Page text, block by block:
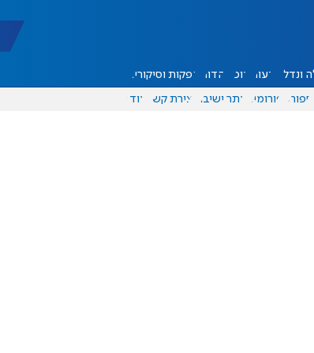
ונדל"ן דעות אוכל יהדות הפקות וסיקורים
ספורט פורומים אתר ישיבה יצירת קשר עוד